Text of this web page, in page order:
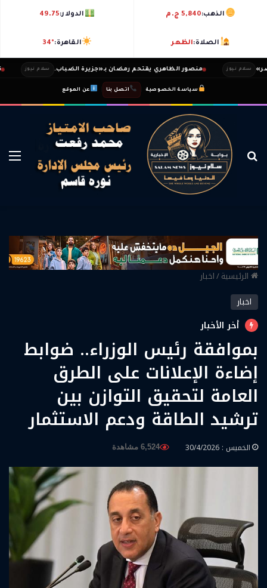
الذهب:5,840 ج.م الدولار:49.75
الصلاة:الظهر القاهرة:34°
نيوز منصور الظاهري يقتحم رمضان بـ«جزيرة الضباب. سلام نيوز ندي
سياسة الخصوصية اتصل بنا عن الموقع
بحث عن
الرئيسية/اخبار
اخبار
أخر الأخبار
بموافقة رئيس الوزراء.. ضوابط
إضاءة الإعلانات على الطرق
العامة لتحقيق التوازن بين
ترشيد الطاقة ودعم الاستثمار
الخميس : 30/4/2026 6,524 مشاهدة